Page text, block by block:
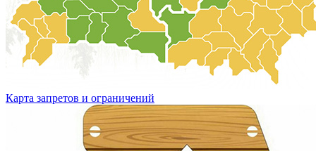
Карта запретов и ограничений